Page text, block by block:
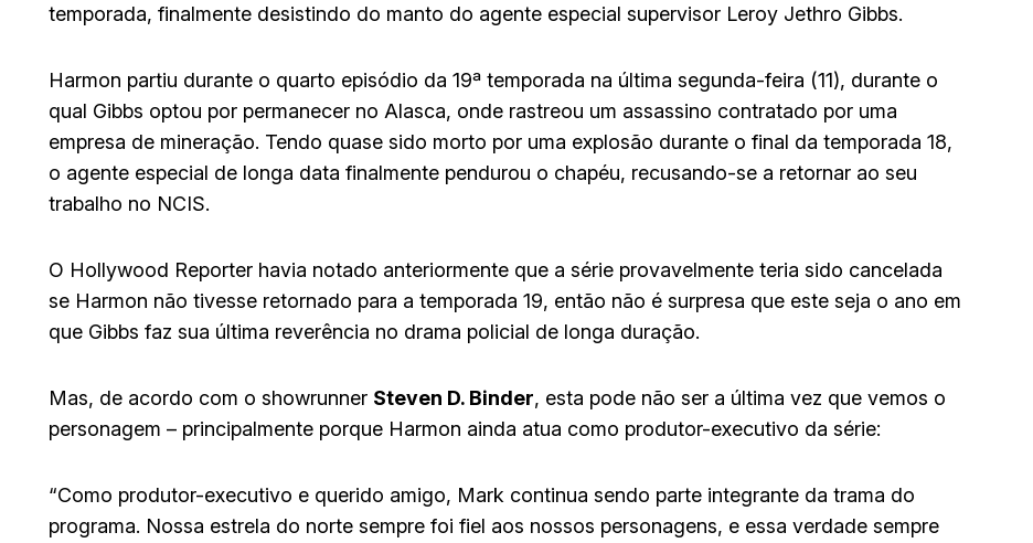
temporada, finalmente desistindo do manto do agente especial supervisor Leroy Jethro Gibbs.
Harmon partiu durante o quarto episódio da 19ª temporada na última segunda-feira (11), durante o
qual Gibbs optou por permanecer no Alasca, onde rastreou um assassino contratado por uma
empresa de mineração. Tendo quase sido morto por uma explosão durante o final da temporada 18,
o agente especial de longa data finalmente pendurou o chapéu, recusando-se a retornar ao seu
trabalho no NCIS.
O Hollywood Reporter havia notado anteriormente que a série provavelmente teria sido cancelada
se Harmon não tivesse retornado para a temporada 19, então não é surpresa que este seja o ano em
que Gibbs faz sua última reverência no drama policial de longa duração.
Mas, de acordo com o showrunner Steven D. Binder, esta pode não ser a última vez que vemos o
personagem – principalmente porque Harmon ainda atua como produtor-executivo da série:
“Como produtor-executivo e querido amigo, Mark continua sendo parte integrante da trama do
programa. Nossa estrela do norte sempre foi fiel aos nossos personagens, e essa verdade sempre